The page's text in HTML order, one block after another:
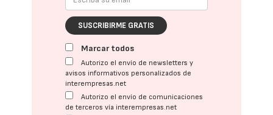
SUSCRIBIRME GRATIS
Marcar todos
Autorizo el envío de newsletters y
avisos informativos personalizados de
interempresas.net
Autorizo el envío de comunicaciones
de terceros vía interempresas.net